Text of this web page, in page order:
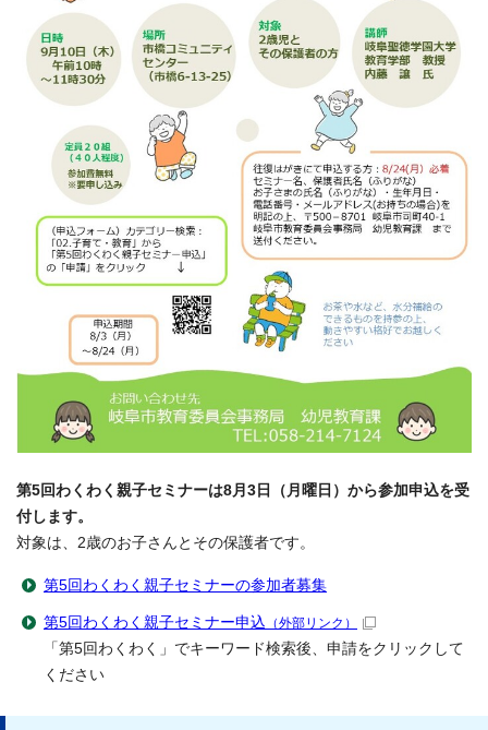
第5回わくわく親子セミナーは8月3日（月曜日）から参加申込を受
付します。
対象は、2歳のお子さんとその保護者です。
第5回わくわく親子セミナーの参加者募集
第5回わくわく親子セミナー申込 （外部リンク）
「第5回わくわく」でキーワード検索後、申請をクリックして
ください